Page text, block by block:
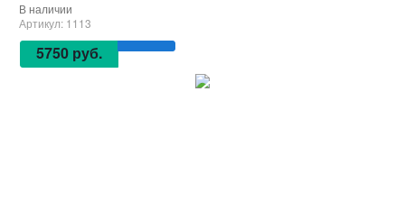
В наличии
Артикул: 1113
5750 руб.